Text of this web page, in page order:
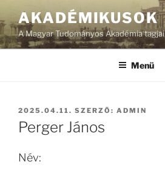
AKADÉMIKUSOK
A Magyar Tudományos Akadémia tagjai
Menü
BEKÜLDVE:
2025.04.11. SZERZŐ: ADMIN
Perger János
Név: